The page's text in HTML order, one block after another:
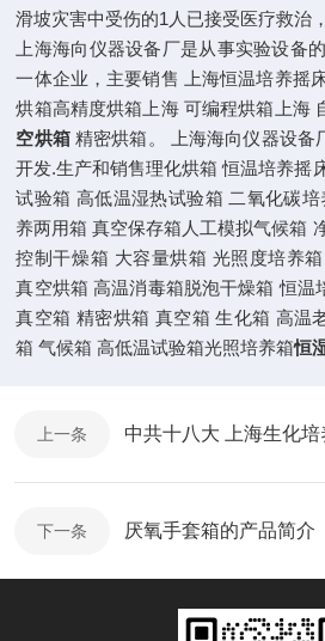
滑坡灾害中受伤的1人已接受医疗救治
上海海向仪器设备厂是从事实验设备
一体企业，主要销售 上海恒温培养摇
烘箱高精度烘箱上海 可编程烘箱上海
空烘箱精密烘箱。 上海海向仪器设备
开发.生产和销售理化烘箱 恒温培养摇
试验箱 高低温湿热试验箱 二氧化碳
养两用箱 真空保存箱人工模拟气候箱
控制干燥箱 大容量烘箱 光照度培养
真空烘箱 高温消毒箱脱泡干燥箱 恒温
真空箱 精密烘箱 真空箱 生化箱 高温
箱 气候箱 高低温试验箱光照培养箱恒
上一条 中共十八大 上海生化培
下一条 厌氧手套箱的产品简介